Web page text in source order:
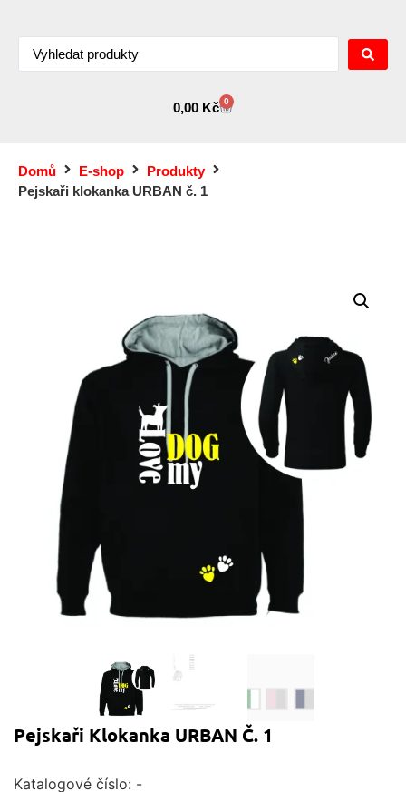
0,00 Kč 0
Domů E-shop
Produkty
Pejskaři klokanka URBAN č. 1
Pejskaři Klokanka URBAN Č. 1
Katalogové číslo: -